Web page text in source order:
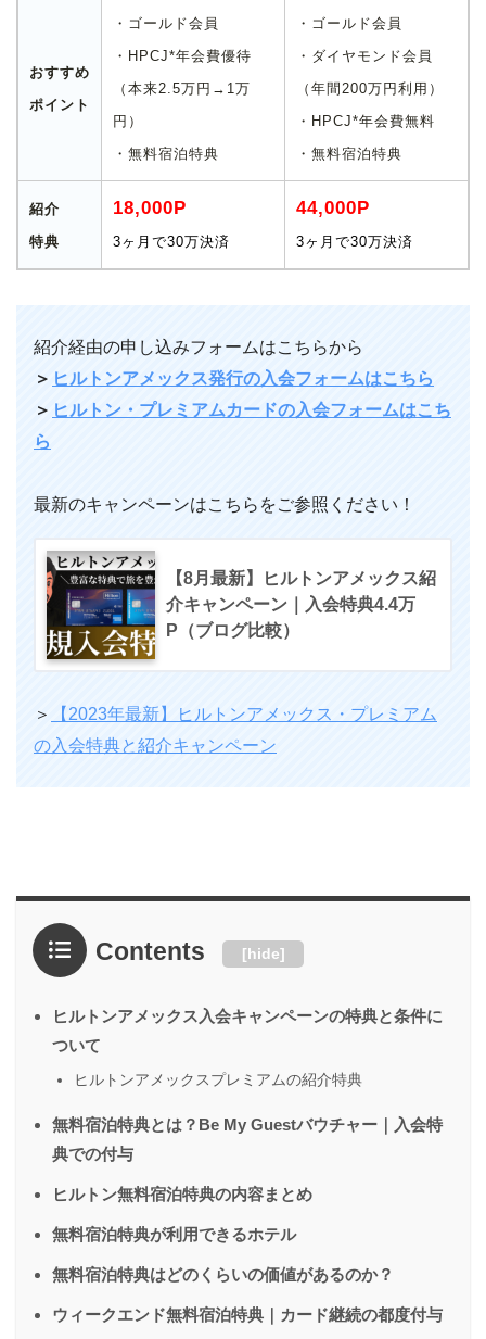
おすすめ
ポイント
・ ゴールド会員
・HPCJ*年会費優待
（本来2.5万円→1万
円）
・無料宿泊特典
・ ゴールド会員
・ダイヤモンド会員
（年間200万円利用）
・HPCJ*年会費無料
・無料宿泊特典
紹介
特典
18,000P
3ヶ月で30万決済
44,000P
3ヶ月で30万決済
紹介経由の申し込みフォームはこちらから
＞ ヒルトンアメックス発行の入会フォームはこちら
＞ ヒルトン・プレミアムカードの入会フォームはこち
ら
最新のキャンペーンはこちらをご参照ください！
【8月最新】ヒルトンアメックス紹
介キャンペーン｜入会特典4.4万
P（ブログ比較）
＞
【2023年最新】ヒルトンアメックス・プレミアム
の入会特典と紹介キャンペーン
Contents [hide]
ヒルトンアメックス入会キャンペーンの特典と条件に
ついて
ヒルトンアメックスプレミアムの紹介特典
無料宿泊特典とは？Be My Guestバウチャー｜入会特
典での付与
ヒルトン無料宿泊特典の内容まとめ
無料宿泊特典が利用できるホテル
無料宿泊特典はどのくらいの価値があるのか？
ウィークエンド無料宿泊特典｜カード継続の都度付与